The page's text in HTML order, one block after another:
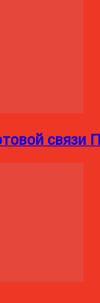
связи